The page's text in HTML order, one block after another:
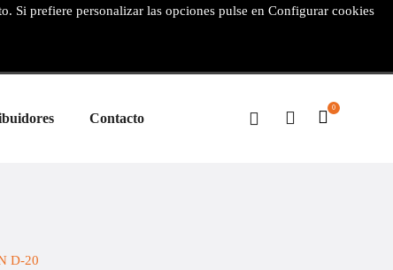
Si prefiere personalizar las opciones pulse en Configurar cookies
Contacto
0
D-20